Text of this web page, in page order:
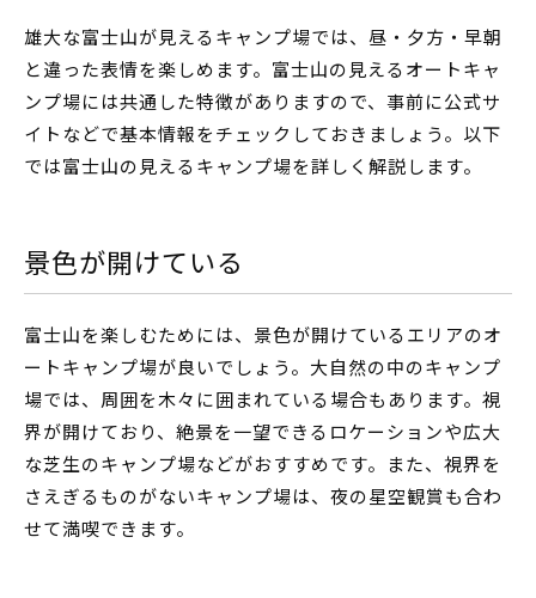
雄大な富士山が見えるキャンプ場では、昼・夕方・早朝
と違った表情を楽しめます。富士山の見えるオートキャ
ンプ場には共通した特徴がありますので、事前に公式サ
イトなどで基本情報をチェックしておきましょう。以下
では富士山の見えるキャンプ場を詳しく解説します。
景色が開けている
富士山を楽しむためには、景色が開けているエリアのオ
ートキャンプ場が良いでしょう。大自然の中のキャンプ
場では、周囲を木々に囲まれている場合もあります。視
界が開けており、絶景を一望できるロケーションや広大
な芝生のキャンプ場などがおすすめです。また、視界を
さえぎるものがないキャンプ場は、夜の星空観賞も合わ
せて満喫できます。